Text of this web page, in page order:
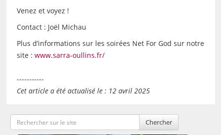
Venez et voyez !
Contact : Joël Michau
Plus d’informations sur les soirées Net For God sur notre
site : www.sarra-oullins.fr/
-----------
Cet article a été actualisé le : 12 avril 2025
Chercher